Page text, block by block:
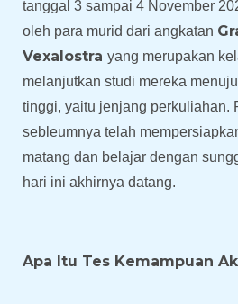
tanggal 3 sampai 4 November
oleh para murid dari angkatan
Vexalostra yang merupakan
melanjutkan studi mereka
tinggi, yaitu jenjang perkuliahan.
sebleumnya telah
matang dan belajar dengan
hari ini akhirnya datang.
Apa Itu Tes Kemampuan